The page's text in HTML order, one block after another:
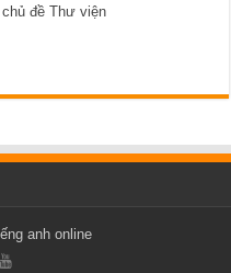
đề Thư viện
anh online